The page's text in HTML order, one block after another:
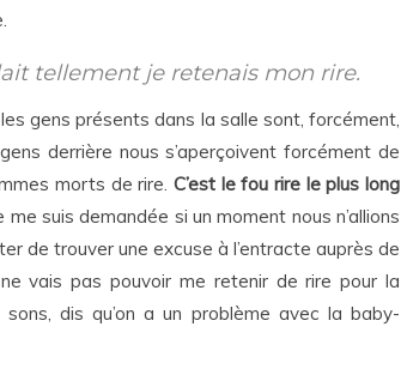
tellement je retenais mon rire.
gens présents dans la salle sont, forcément,
derrière nous s’aperçoivent forcément de
morts de rire. C’est le fou rire le plus long
me suis demandée si un moment nous n’allions
de trouver une excuse à l’entracte auprès de
vais pas pouvoir me retenir de rire pour la
dis qu’on a un problème avec la baby-